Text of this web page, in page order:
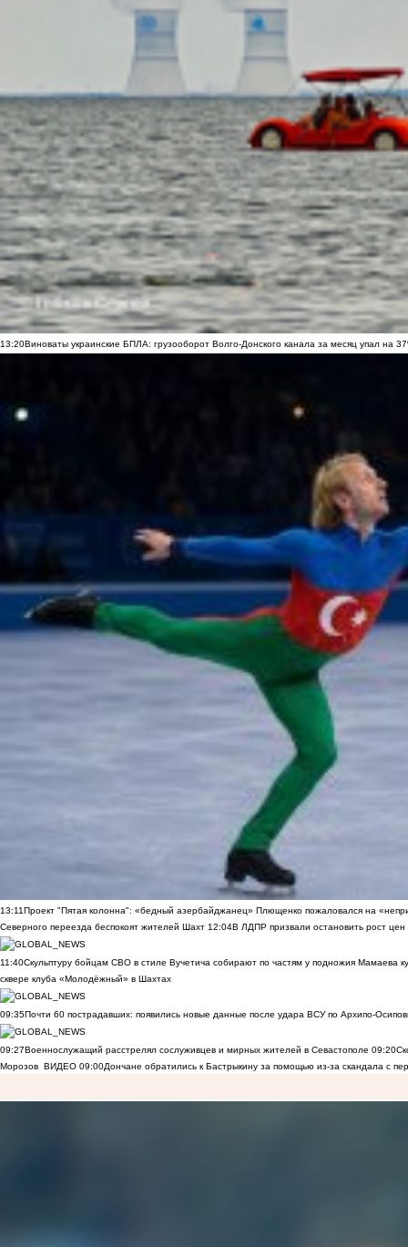
13:20Виноваты украинские БПЛА: грузооборот Волго-Донского канала за месяц упал на
13:11Проект "Пятая колонна": «бедный азербайджанец» Плющенко пожаловался на
Северного переезда беспокоят жителей Шахт 12:04В ЛДПР призвали остановить рост цен
11:40Скульптуру бойцам СВО в стиле Вучетича собирают по частям у подножия Мамаева
сквере клуба «Молодёжный» в Шахтах
09:35Почти 60 пострадавших: появились новые данные после удара ВСУ по Архипо-
09:27Военнослужащий расстрелял сослуживцев и мирных жителей в Севастополе 09:20
Морозов ВИДЕО 09:00Дончане обратились к Бастрыкину за помощью из-за скандала с